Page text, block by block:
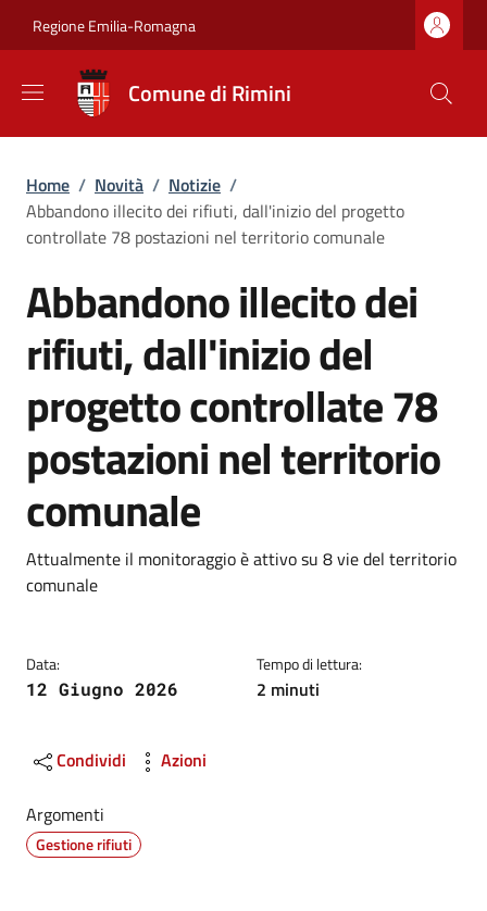
Regione Emilia-Romagna
Comune di Rimini
Briciole di pane
Home / Novità / Notizie /
Abbandono illecito dei rifiuti, dall'inizio del progetto
controllate 78 postazioni nel territorio comunale
Abbandono illecito dei
rifiuti, dall'inizio del
progetto controllate 78
postazioni nel territorio
comunale
Dettagli
Descrizione breve
Attualmente il monitoraggio è attivo su 8 vie del territorio
comunale
Data:
12 Giugno 2026
Tempo di lettura:
2 minuti
Condividi Azioni
Argomenti
Gestione rifiuti